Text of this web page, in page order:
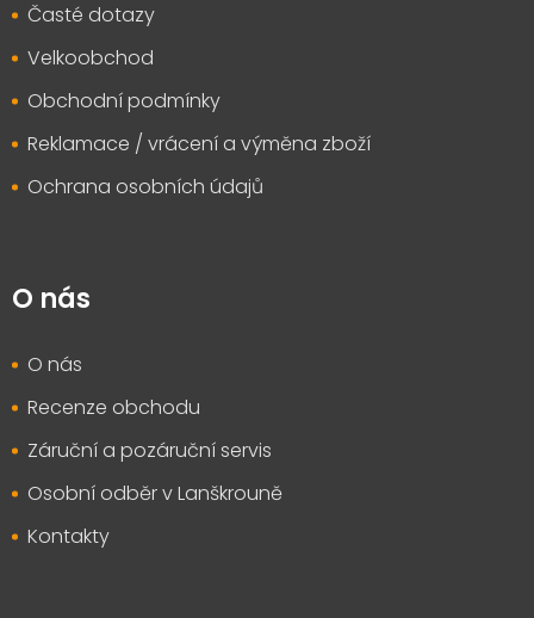
Časté dotazy
Velkoobchod
Obchodní podmínky
Reklamace / vrácení a výměna zboží
Ochrana osobních údajů
O nás
O nás
Recenze obchodu
Záruční a pozáruční servis
Osobní odběr v Lanškrouně
Kontakty